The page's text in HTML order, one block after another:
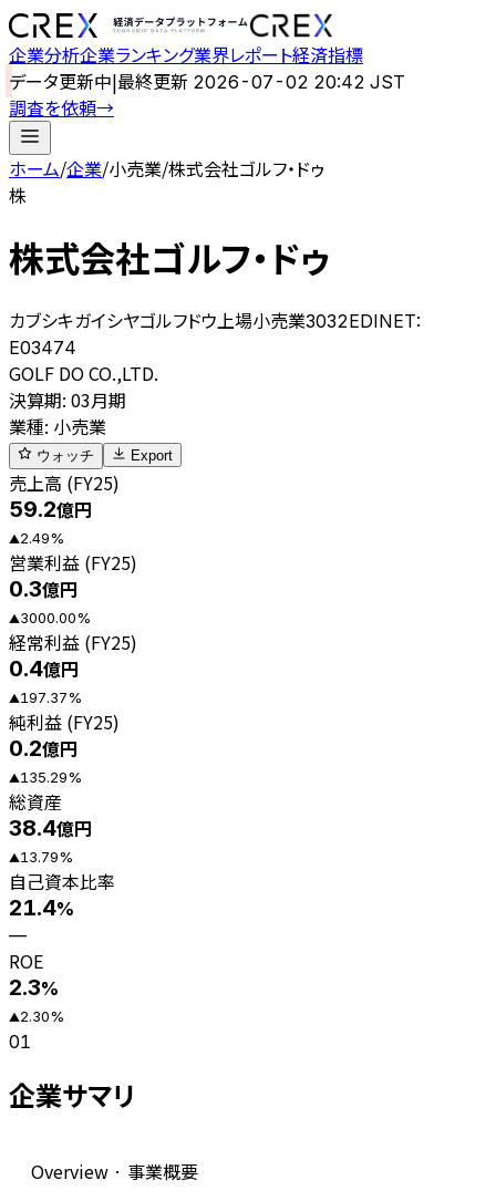
企業分析企業ランキング業界レポート経済指標
データ更新中|最終更新 2026-07-02 20:42 JST
調査を依頼→
ホーム/企業/小売業/株式会社ゴルフ・ドゥ
株
株式会社ゴルフ・ドゥ
カブシキガイシヤゴルフドウ 上場小売業3032EDINET:
E03474
GOLF DO CO.,LTD.
決算期: 03月期
業種: 小売業
ウォッチ Export
売上高 (FY25)
59.2億円
▲2.49%
営業利益 (FY25)
0.3億円
▲3000.00%
経常利益 (FY25)
0.4億円
▲197.37%
純利益 (FY25)
0.2億円
▲135.29%
総資産
38.4億円
▲13.79%
自己資本比率
21.4%
—
ROE
2.3%
▲2.30%
01
企業サマリ
Overview · 事業概要